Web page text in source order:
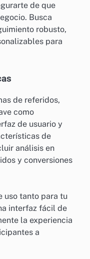
de que
Busca
robusto,
para
de referidos,
como
de usuario y
de
análisis en
y conversiones
uso tanto para tu
interfaz fácil de
la experiencia
a